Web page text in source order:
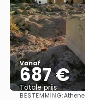
Vanaf
687 €
Totale prijs
BESTEMMING:Athene